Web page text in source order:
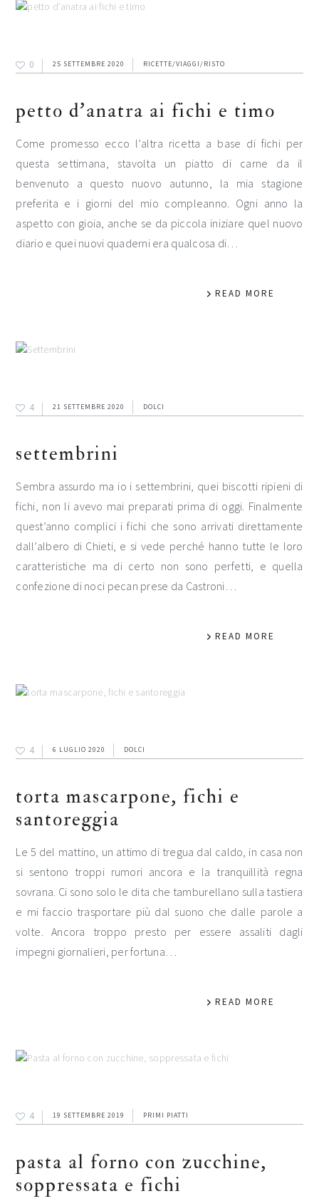
0 25 SETTEMBRE 2020 RICETTE/VIAGGI/RISTO
petto d’anatra ai fichi e timo
Come promesso ecco l’altra ricetta a base di fichi per
questa settimana, stavolta un piatto di carne da il
benvenuto a questo nuovo autunno, la mia stagione
preferita e i giorni del mio compleanno. Ogni anno la
aspetto con gioia, anche se da piccola iniziare quel nuovo
diario e quei nuovi quaderni era qualcosa di…
READ MORE
4 21 SETTEMBRE 2020 DOLCI
settembrini
Sembra assurdo ma io i settembrini, quei biscotti ripieni di
fichi, non li avevo mai preparati prima di oggi. Finalmente
quest’anno complici i fichi che sono arrivati direttamente
dall’albero di Chieti, e si vede perché hanno tutte le loro
caratteristiche ma di certo non sono perfetti, e quella
confezione di noci pecan prese da Castroni…
READ MORE
4 6 LUGLIO 2020 DOLCI
torta mascarpone, fichi e
santoreggia
Le 5 del mattino, un attimo di tregua dal caldo, in casa non
si sentono troppi rumori ancora e la tranquillità regna
sovrana. Ci sono solo le dita che tamburellano sulla tastiera
e mi faccio trasportare più dal suono che dalle parole a
volte. Ancora troppo presto per essere assaliti dagli
impegni giornalieri, per fortuna…
READ MORE
4 19 SETTEMBRE 2019 PRIMI PIATTI
pasta al forno con zucchine,
soppressata e fichi